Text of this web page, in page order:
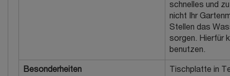
schnelles und
nicht Ihr
Stellen das
sorgen. Hierfür
benutzen.
Besonderheiten Tischplatte in